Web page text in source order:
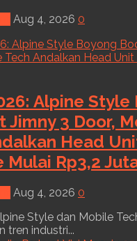
Aug 4, 2026 0
Alpine Style
Jimny 3 Door,
Head
Mulai Rp3,2
Aug 4, 2026 0
Style dan Mobile
tren industri...